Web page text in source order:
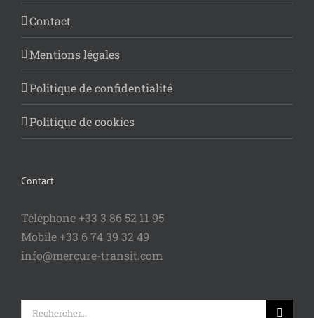
Contact
Mentions légales
Politique de confidentialité
Politique de cookies
Contact
Téléphone +33 3 86 52 11 95
Mobile +33 6 74 39 32 49
info@mercure-transit.com
Rechercher: